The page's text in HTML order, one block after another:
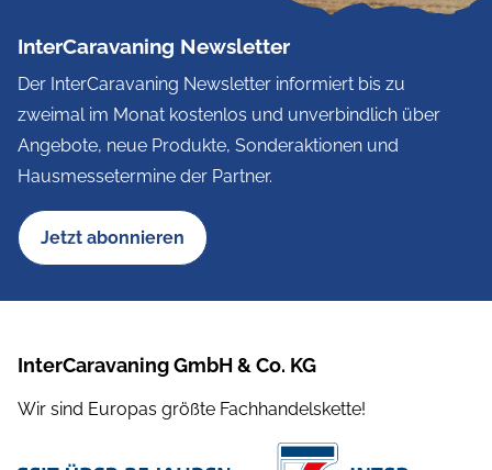
InterCaravaning Newsletter
Der InterCaravaning Newsletter informiert bis zu
zweimal im Monat kostenlos und unverbindlich über
Angebote, neue Produkte, Sonderaktionen und
Hausmessetermine der Partner.
Jetzt abonnieren
InterCaravaning GmbH & Co. KG
Wir sind Europas größte Fachhandelskette!